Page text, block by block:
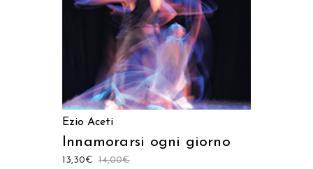
Ezio Aceti
Innamorarsi ogni giorno
14,00€
13,30€